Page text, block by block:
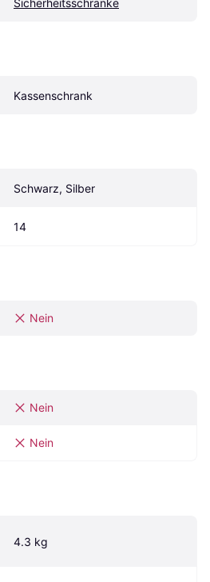
Kassenschrank
Schwarz, Silber
14
Nein
Nein
Nein
4.3 kg